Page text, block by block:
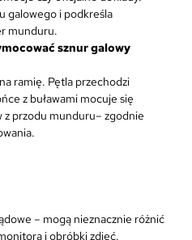
galowego i podkreśla
munduru.
sznur galowy
ramię. Pętla przechodzi
z buławami mocuje się
przodu munduru– zgodnie
– mogą nieznacznie różnić
i obróbki zdjęć.